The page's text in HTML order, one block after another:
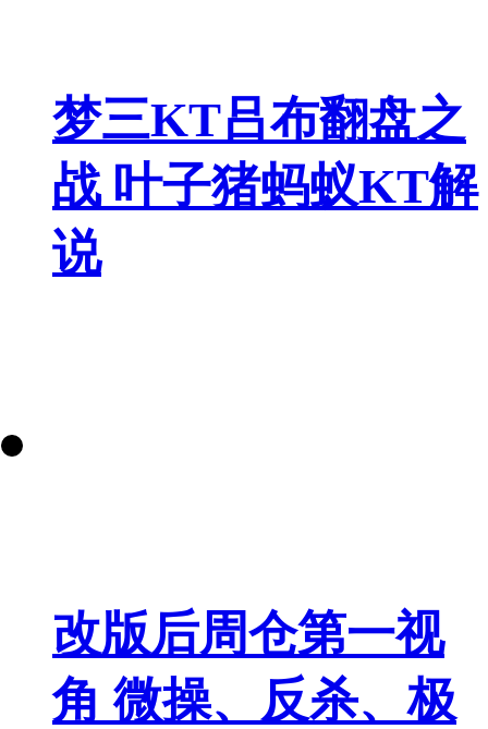
梦三KT吕布翻盘之
战 叶子猪蚂蚁KT解
说
改版后周仓第一视
角 微操、反杀、极